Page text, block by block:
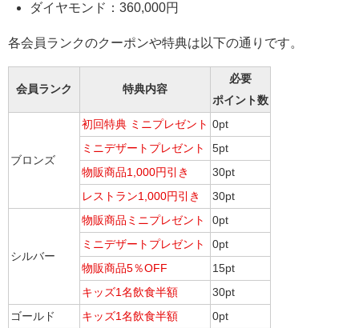
ダイヤモンド：360,000円
各会員ランクのクーポンや特典は以下の通りです。
会員ランク 特典内容
必要
ポイント数
ブロンズ
初回特典 ミニプレゼント 0pt
ミニデザートプレゼント
5pt
物販商品1,000円引き
30pt
レストラン1,000円引き
30pt
シルバー
物販商品ミニプレゼント
0pt
ミニデザートプレゼント
0pt
物販商品5％OFF
15pt
キッズ1名飲食半額
30pt
ゴールド
キッズ1名飲食半額 0pt